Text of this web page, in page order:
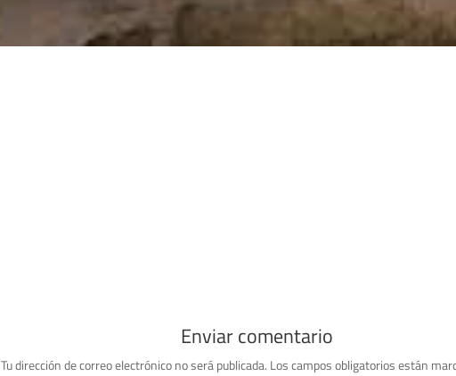
Enviar comentario
Tu dirección de correo electrónico no será publicada. Los campos obligatorios están